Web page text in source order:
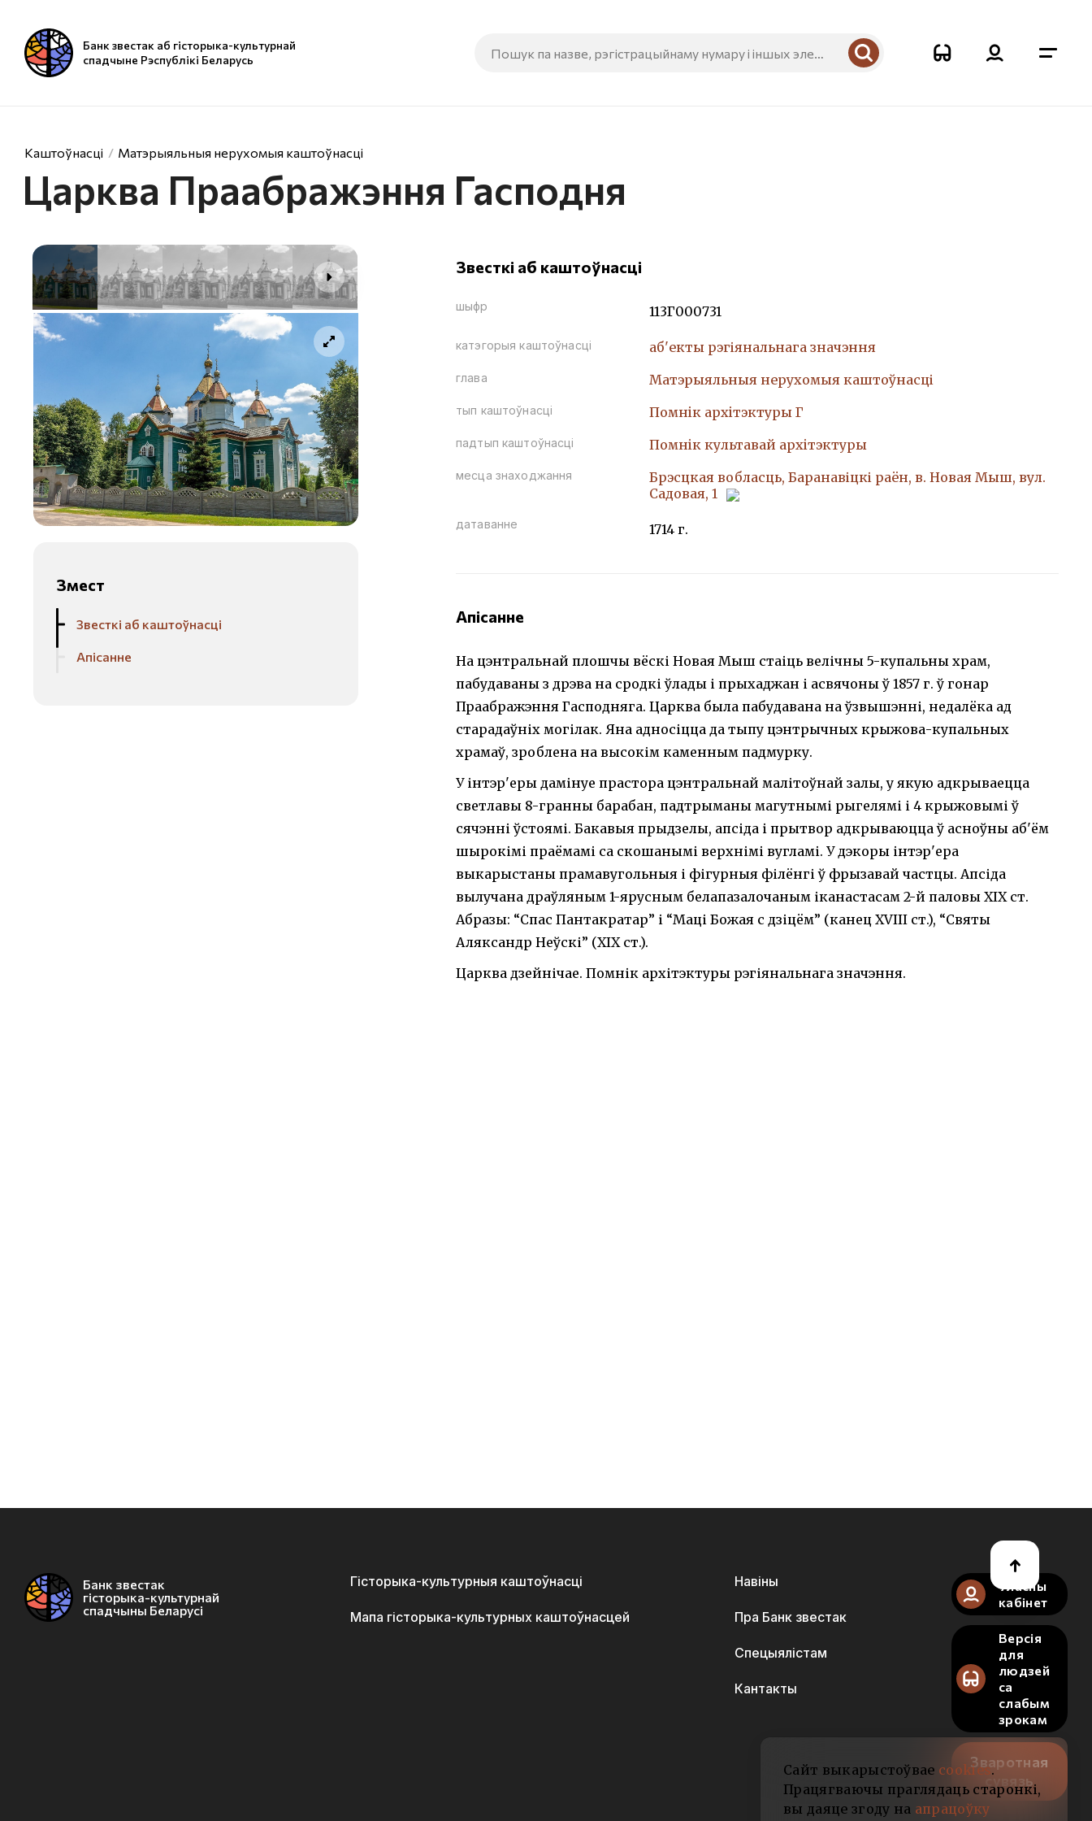
Банк звестак аб гісторыка-культурнай
спадчыне Рэспублікі Беларусь
Каштоўнасці Матэрыяльныя нерухомыя каштоўнасці
Царква Праабражэння Гасподня
Змест
Звесткі аб каштоўнасці
Апісанне
Звесткі аб каштоўнасці
шыфр 113Г000731
катэгорыя каштоўнасці аб'екты рэгіянальнага значэння
глава Матэрыяльныя нерухомыя каштоўнасці
тып каштоўнасці Помнiк архiтэктуры Г
падтып каштоўнасці Помнiк культавай архiтэктуры
месца знаходжання
Брэсцкая вобласць, Баранавіцкі раён, в. Новая Мыш, вул.
Садовая, 1
датаванне 1714 г.
Апісанне
На цэнтральнай плошчы вёскі Новая Мыш стаіць велічны 5-купальны храм,
пабудаваны з дрэва на сродкі ўлады і прыхаджан і асвячоны ў 1857 г. ў гонар
Праабражэння Гасподняга. Царква была пабудавана на ўзвышэнні, недалёка ад
старадаўніх могілак. Яна адносіцца да тыпу цэнтрычных крыжова-купальных
храмаў, зроблена на высокім каменным падмурку.
У інтэр'еры дамінуе прастора цэнтральнай малітоўнай залы, у якую адкрываецца
светлавы 8-гранны барабан, падтрыманы магутнымі рыгелямі і 4 крыжовымі ў
сячэнні ўстоямі. Бакавыя прыдзелы, апсіда і прытвор адкрываюцца ў асноўны аб'ём
шырокімі праёмамі са скошанымі верхнімі вугламі. У дэкоры інтэр'ера
выкарыстаны прамавугольныя і фігурныя філёнгі ў фрызавай частцы. Апсіда
вылучана драўляным 1-ярусным белапазалочаным іканастасам 2-й паловы ХІХ ст.
Абразы: “Спас Пантакратар” і “Маці Божая с дзіцём” (канец XVIII ст.), “Святы
Аляксандр Неўскі” (ХІХ ст.).
Царква дзейнічае. Помнік архітэктуры рэгіянальнага значэння.
Банк звестак
гісторыка-культурнай
спадчыны Беларусі
Гісторыка-культурныя каштоўнасці
Мапа гісторыка-культурных каштоўнасцей
Навіны
Пра Банк звестак
Спецыялістам
Кантакты
Уласны
кабінет
Версія
для
людзей
са
слабым
зрокам
Зваротная
сувязь
Сайт выкарыстоўвае cookies.
Працягваючы праглядаць старонкі,
вы даяце згоду на апрацоўку